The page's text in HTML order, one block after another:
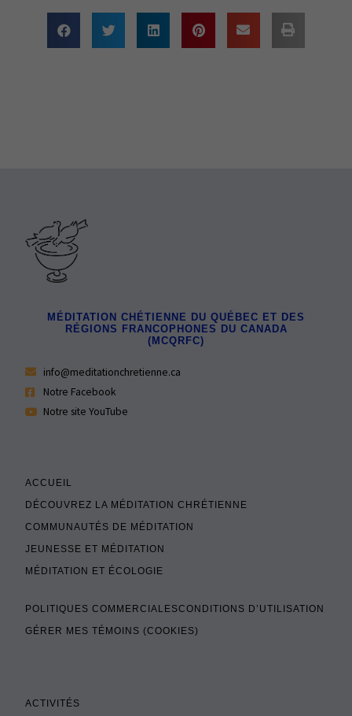
MÉDITATION CHÉTIENNE DU QUÉBEC ET DES
RÉGIONS FRANCOPHONES DU CANADA
(MCQRFC)
info@meditationchretienne.ca
Notre Facebook
Notre site YouTube
ACCUEIL
DÉCOUVREZ LA MÉDITATION CHRÉTIENNE
COMMUNAUTÉS DE MÉDITATION
JEUNESSE ET MÉDITATION
MÉDITATION ET ÉCOLOGIE
POLITIQUES COMMERCIALESCONDITIONS D’UTILISATION
GÉRER MES TÉMOINS (COOKIES)
ACTIVITÉS